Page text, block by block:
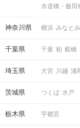
水道橋・飯田
神奈川県 横浜 みなと
千葉県 千葉 柏 船橋
埼玉県 大宮 川越 浦
茨城県 つくば 水戸
栃木県 宇都宮